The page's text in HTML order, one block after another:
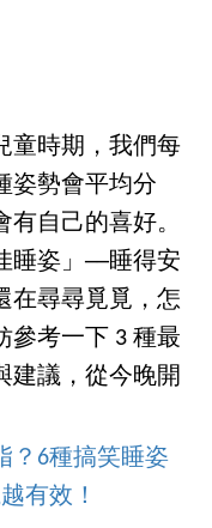
童時期，我們每
姿勢會平均分
自己的喜好。
睡姿」──睡得安
在尋尋覓覓，怎
參考一下 3 種最
建議，從今晚開
？6種搞笑睡姿
有效！